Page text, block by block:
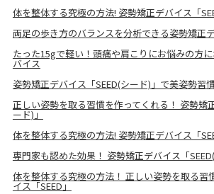
体を整体する究極の方法! 姿勢矯正デバイス「
両足の歩き方のバランスを分析できる姿勢矯正
たった15gで軽い！頭痛や肩こりにお悩みの方
バイス
姿勢矯正デバイス「SEED(シード)」で美姿勢習
正しい姿勢を取る習慣を作ってくれる！ 姿勢矯
ード)」
体を整体する究極の方法! 姿勢矯正デバイス「
専門家も認めた効果！ 姿勢矯正デバイス「SEED(
体を整体する究極の方法！ 正しい姿勢を取る習
イス「SEED」